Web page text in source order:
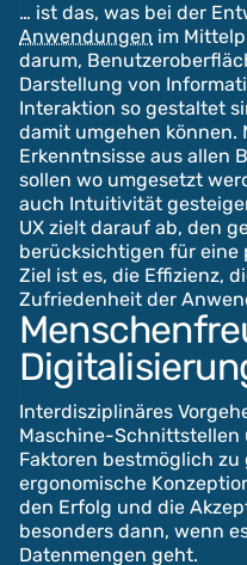
… ist das, was bei der
Anwendungen im
darum,
Darstellung von
Interaktion so gestaltet
damit umgehen können.
Erkenntnsisse aus allen
sollen wo umgesetzt
auch Intuitivität
UX zielt darauf ab, den
berücksichtigen für eine
Ziel ist es, die Effizienz,
Zufriedenheit der
Interdisziplinäres
Maschine-
Faktoren bestmöglich
ergonomische
den Erfolg und die
besonders dann, wenn
Datenmengen geht.